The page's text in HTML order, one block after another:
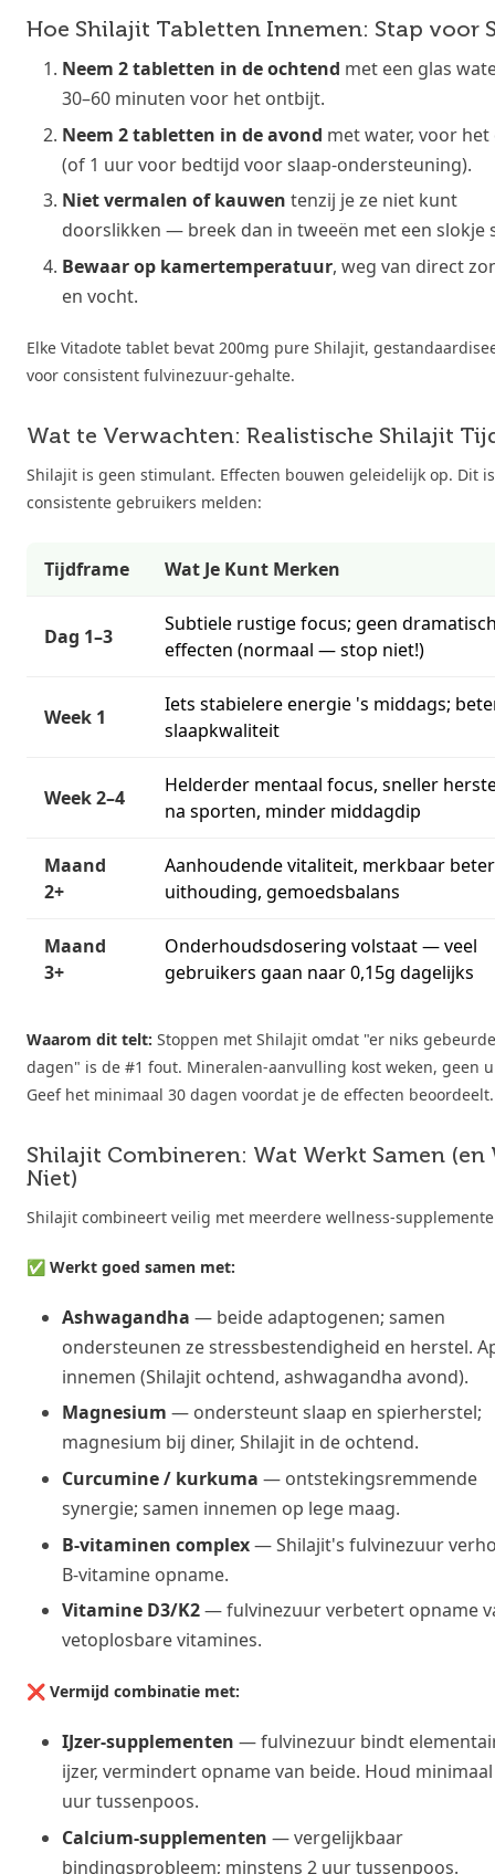
Hoe Shilajit Tabletten Innemen: Stap voor
Neem 2 tabletten in de ochtend met een glas
30–60 minuten voor het ontbijt.
Neem 2 tabletten in de avond met water, voor
(of 1 uur voor bedtijd voor slaap-ondersteuning).
Niet vermalen of kauwen tenzij je ze niet kunt
doorslikken — breek dan in tweeën met een slokje
Bewaar op kamertemperatuur, weg van direct
en vocht.
Elke Vitadote tablet bevat 200mg pure Shilajit,
voor consistent fulvinezuur-gehalte.
Wat te Verwachten: Realistische Shilajit
Shilajit is geen stimulant. Effecten bouwen geleidelijk op. Dit
consistente gebruikers melden:
Tijdframe Wat Je Kunt Merken
Dag 1–3
Subtiele rustige focus; geen
effecten (normaal — stop niet!)
Week 1
Iets stabielere energie 's middags;
slaapkwaliteit
Week 2–4
Helderder mentaal focus, sneller
na sporten, minder middagdip
Maand
2+
Aanhoudende vitaliteit, merkbaar
uithouding, gemoedsbalans
Maand
3+
Onderhoudsdosering volstaat — veel
gebruikers gaan naar 0,15g dagelijks
Waarom dit telt: Stoppen met Shilajit omdat "er niks
dagen" is de #1 fout. Mineralen-aanvulling kost weken, geen
Geef het minimaal 30 dagen voordat je de effecten beoordeelt.
Shilajit Combineren: Wat Werkt Samen (en
Niet)
Shilajit combineert veilig met meerdere wellness-
✅ Werkt goed samen met:
Ashwagandha — beide adaptogenen; samen
ondersteunen ze stressbestendigheid en herstel.
innemen (Shilajit ochtend, ashwagandha avond).
Magnesium — ondersteunt slaap en spierherstel;
magnesium bij diner, Shilajit in de ochtend.
Curcumine / kurkuma — ontstekingsremmende
synergie; samen innemen op lege maag.
B-vitaminen complex— Shilajit's fulvinezuur
B-vitamine opname.
Vitamine D3/K2— fulvinezuur verbetert opname
vetoplosbare vitamines.
❌ Vermijd combinatie met:
IJzer-supplementen — fulvinezuur bindt
ijzer, vermindert opname van beide. Houd
uur tussenpoos.
Calcium-supplementen — vergelijkbaar
bindingsprobleem; minstens 2 uur tussenpoos.